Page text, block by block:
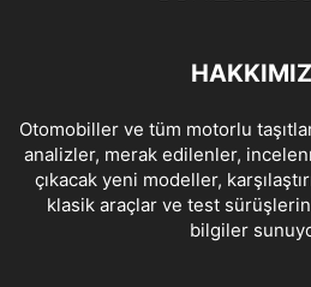
Otomobiller ve tüm motorlu
analizler, merak edilenler,
çıkacak yeni modeller,
klasik araçlar ve test
bilgiler